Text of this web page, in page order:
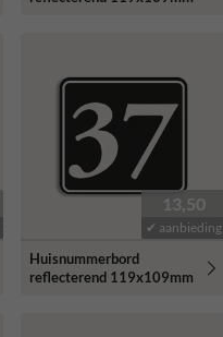
13,50
✔ aanbieding
Huisnummerbord
reflecterend 119x109mm